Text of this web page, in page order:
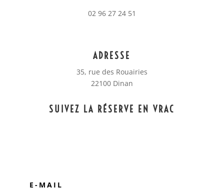
02 96 27 24 51
ADRESSE
35, rue des Rouairies
22100 Dinan
SUIVEZ LA RÉSERVE EN VRAC